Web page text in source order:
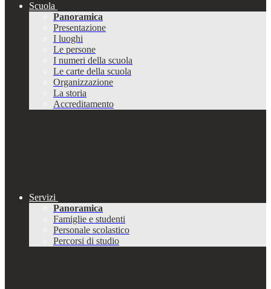
Scuola
Panoramica
Presentazione
I luoghi
Le persone
I numeri della scuola
Le carte della scuola
Organizzazione
La storia
Accreditamento
Servizi
Panoramica
Famiglie e studenti
Personale scolastico
Percorsi di studio